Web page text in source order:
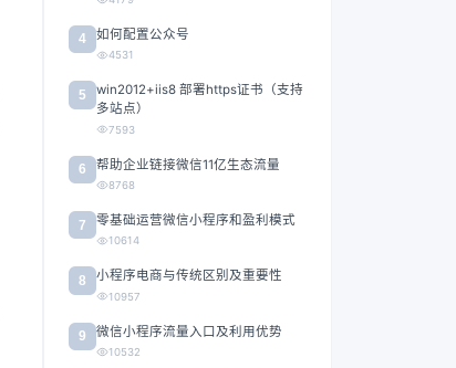
4 如何配置公众号
4531
5
win2012+iis8 部署https证书（支持
多站点）
7593
6 帮助企业链接微信11亿生态流量
8768
7 零基础运营微信小程序和盈利模式
10614
8 小程序电商与传统区别及重要性
10957
9 微信小程序流量入口及利用优势
10532